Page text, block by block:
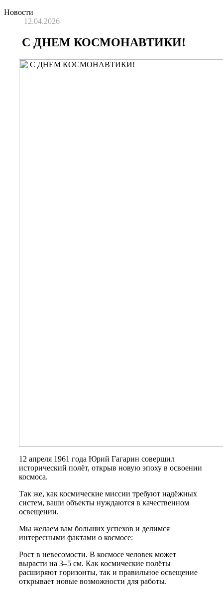
Новости
12.04.2026
С ДНЕМ КОСМОНАВТИКИ!
12 апреля 1961 года Юрий Гагарин совершил
исторический полёт, открыв новую эпоху в освоении
космоса.
Так же, как космические миссии требуют надёжных
систем, ваши объекты нуждаются в качественном
освещении.
Мы желаем вам больших успехов и делимся
интересными фактами о космосе:
Рост в невесомости. В космосе человек может
вырасти на 3–5 см. Как космические полёты
расширяют горизонты, так и правильное освещение
открывает новые возможности для работы.